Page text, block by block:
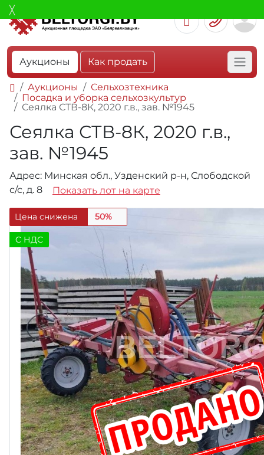
Аукционы Как продать
Аукционы
Сельхозтехника
Посадка и уборка сельхозкультур
Сеялка СТВ-8К, 2020 г.в., зав. №1945
Сеялка СТВ-8К, 2020 г.в.,
зав. №1945
Адрес: Минская обл., Узденский р-н, Слободской
с/с, д. 8
Показать лот на карте
Цена снижена 50%
C НДС